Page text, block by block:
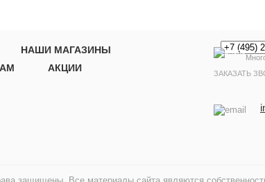
НАШИ МАГАЗИНЫ
АКЦИИ
ЗАКАЗАТЬ